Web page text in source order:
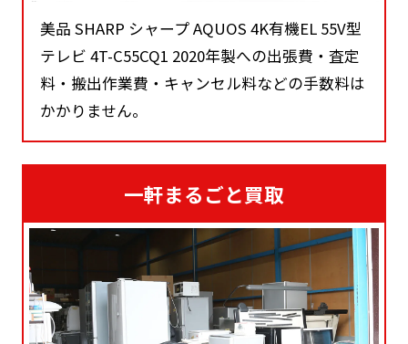
美品 SHARP シャープ AQUOS 4K有機EL 55V型
テレビ 4T-C55CQ1 2020年製への出張費・査定
料・搬出作業費・キャンセル料などの手数料は
かかりません。
一軒まるごと買取